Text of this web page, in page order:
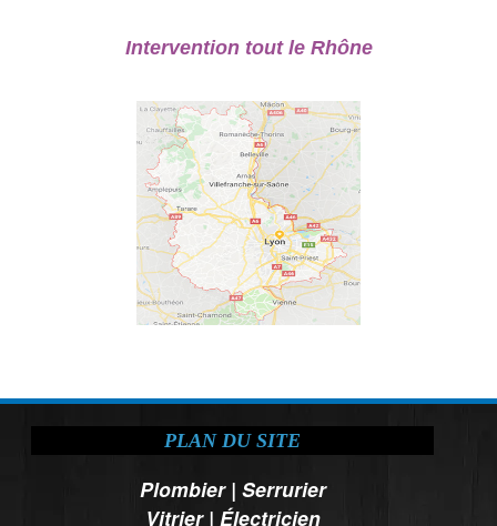
Intervention tout le Rhône
PLAN DU SITE
Plombier| Serrurier
Vitrier| Électricien